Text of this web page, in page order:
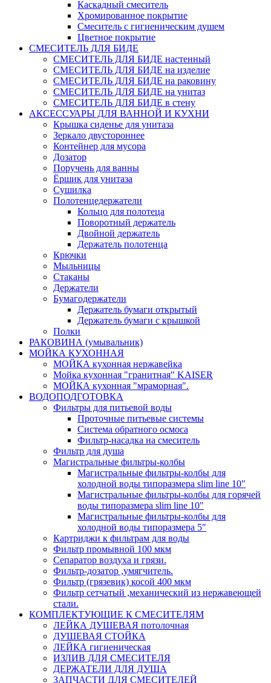
Каскадный смеситель
Хромированное покрытие
Смеситель с гигиеническим душем
Цветное покрытие
СМЕСИТЕЛЬ ДЛЯ БИДЕ
СМЕСИТЕЛЬ ДЛЯ БИДЕ настенный
СМЕСИТЕЛЬ ДЛЯ БИДЕ на изделие
СМЕСИТЕЛЬ ДЛЯ БИДЕ на раковину
СМЕСИТЕЛЬ ДЛЯ БИДЕ на унитаз
СМЕСИТЕЛЬ ДЛЯ БИДЕ в стену
АКСЕССУАРЫ ДЛЯ ВАННОЙ И КУХНИ
Крышка сиденье для унитаза
Зеркало двустороннее
Контейнер для мусора
Дозатор
Поручень для ванны
Ёршик для унитаза
Сушилка
Полотенцедержатели
Кольцо для полотеца
Поворотный держатель
Двойной держатель
Держатель полотенца
Крючки
Мыльницы
Стаканы
Держатели
Бумагодержатели
Держатель бумаги открытый
Держатель бумаги с крышкой
Полки
РАКОВИНА (умывальник)
МОЙКА КУХОННАЯ
МОЙКА кухонная нержавейка
Мойка кухонная "гранитная" KAISER
МОЙКА кухонная "мраморная".
ВОДОПОДГОТОВКА
Фильтры для питьевой воды
Проточные питьевые системы
Система обратного осмоса
Фильтр-насадка на смеситель
Фильтр для душа
Магистральные фильтры-колбы
Магистральные фильтры-колбы для
холодной воды типоразмера slim line 10"
Магистральные фильтры-колбы для горячей
воды типоразмера slim line 10"
Магистральные фильтры-колбы для
холодной воды типоразмера 5"
Картриджи к фильтрам для воды
Фильтр промывной 100 мкм
Сепаратор воздуха и грязи.
Фильтр-дозатор ,умягчитель.
Фильтр (грязевик) косой 400 мкм
Фильтр сетчатый ,механический из нержавеющей
стали.
КОМПЛЕКТУЮЩИЕ К СМЕСИТЕЛЯМ
ЛЕЙКА ДУШЕВАЯ потолочная
ДУШЕВАЯ СТОЙКА
ЛЕЙКА гигиеническая
ИЗЛИВ ДЛЯ СМЕСИТЕЛЯ
ДЕРЖАТЕЛИ ДЛЯ ДУША
ЗАПЧАСТИ ДЛЯ СМЕСИТЕЛЕЙ